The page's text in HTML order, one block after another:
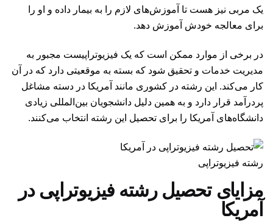
یک مربی نیز هست تا آموزش‌های لازم را به بیمار داده و او را
برای معالجه خودش آموزش دهد.
در برخی از موارد ممکن است که یک فیزیوتراپیست مجبور به
مدیریت خدمات و تحقیق شود که بسته به موقعیتی دارد که در آن
کار می‌کند. این رشته در کشوری مانند آمریکا در دسته مشاغل
پردرآمد قرار دارد و به همین دلیل دانشجویان بین‌المللی زیادی
دانشگاه‌های آمریکا را برای تحصیل این رشته انتخاب می‌کنند.
رشته فیزیوتراپی
مزایای تحصیل رشته فیزیوتراپی در
آمریکا